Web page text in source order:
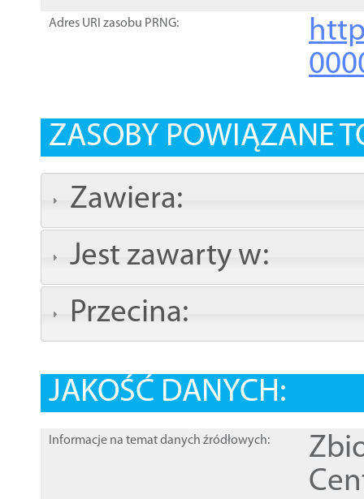
Adres URI zasobu PRNG:
ZASOBY POWIĄZANE
Zawiera:
Jest zawarty w:
Przecina:
JAKOŚĆ DANYCH:
Informacje na temat danych źródłowych: